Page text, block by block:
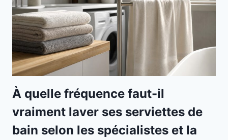
À quelle fréquence faut-il
vraiment laver ses serviettes de
bain selon les spécialistes et la